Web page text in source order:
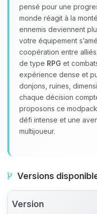
pensé pour une
monde réagit à la
ennemis deviennent
votre équipement
coopération entre
de type RPG et
expérience dense et
donjons, ruines,
chaque décision
proposons ce
défi intense et une
multijoueur.
Versions
Version